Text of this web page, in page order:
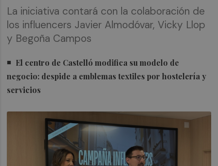
La iniciativa contará con la colaboración de
los influencers Javier Almodóvar, Vicky Llop
y Begoña Campos
El centro de Castelló modifica su modelo de
negocio: despide a emblemas textiles por hostelería y
servicios